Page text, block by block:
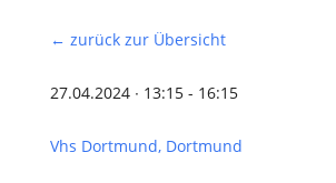
← zurück zur Übersicht
27.04.2024 ∙ 13:15 - 16:15
Vhs Dortmund, Dortmund